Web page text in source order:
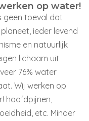
op water!
geen toeval dat
ieder levend
en natuurlijk
lichaam uit
76% water
Wij werken op
hoofdpijnen,
etc. Minder